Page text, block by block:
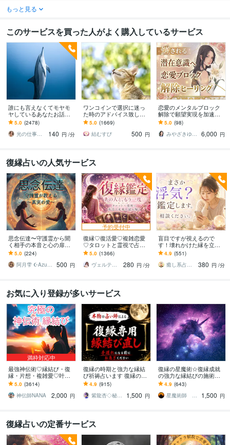
もっと見る
このサービスを買った人がよく購入しているサービス
誰にも言えなくてモヤモ
ヤしているあなたお話伺
います ひとりで抱え込ま
ないで！ちょっと聞いて
ほしい！でも大丈夫❤️
5.0 (2478)
光の仕事人☆picari
140 円 /分
ワンコインで選択に迷っ
た時のアドバイス致しま
す どちらを選べば良いか
迷った時の道しるべとな
れますように!
5.0 (1669)
結むすび
500 円
恋愛のメンタルブロック
解除で願望実現を加速さ
せます 60分無制限！潜在
意識書き換えヒーリング
で理想の未来を叶える
5.0 (98)
みやざきゆみこ 未来を叶えるヒーリング
6,000 円
復縁占いの人気サービス
思念伝達〜守護霊から聞
く相手の本音と心の扉開
きます 【人気サービス】
お相手様の守護霊と対話
しあなたを導きます
5.0 (224)
阿月雫 ☪︎Azuki☪︎
500 円
予約受付中
復縁♡復活愛♡複雑恋愛
♡タロットと霊視で占い
ます お相手の深層心理を
読み解き、望む未来への
最短ルートを導きます
5.0 (1366)
ヴェルティーナ
280 円 /分
盲目ですが視えるので
す！壊れかけた縁を立て
直します あなたのご縁は
まだ終わりません！再び
つながる道をお伝えしま
4.9 (551)
癒し系占い師 まるタロー
380 円 /分
お気に入り登録が多いサービス
満枠対応中
最強神伝術♡縁結び・復
縁・片想・複雑愛♡叶え
ます 片想い・復縁・結
婚・金運等、様々なご縁
を結び幸せへと導きます
5.0 (3614)
神伝師NANA
2,000 円
復縁の時期と強力な縁結
び祈祷占います 復縁の時
期を霊視し、早めるアド
バイス、強力な縁結び祈
祷。
4.9 (915)
紫龍杏◇秘伝の縁結び祈祷師
1,500 円
復縁の星魔術☆復縁成就
の強力な縁結びの施術を
します 【依頼500件以
上】守護星が復縁を成就
させます。
4.9 (643)
星魔術師 希空（ノア）
1,500 円
復縁占いの定番サービス